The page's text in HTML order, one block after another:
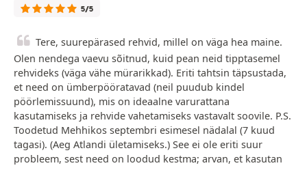
5/5
Tere, suurepärased rehvid, millel on väga hea maine.
Olen nendega vaevu sõitnud, kuid pean neid tipptasemel
rehvideks (väga vähe mürarikkad). Eriti tahtsin täpsustada,
et need on ümberpööratavad (neil puudub kindel
pöörlemissuund), mis on ideaalne varurattana
kasutamiseks ja rehvide vahetamiseks vastavalt soovile. P.S.
Toodetud Mehhikos septembri esimesel nädalal (7 kuud
tagasi). (Aeg Atlandi ületamiseks.) See ei ole eriti suur
probleem, sest need on loodud kestma; arvan, et kasutan